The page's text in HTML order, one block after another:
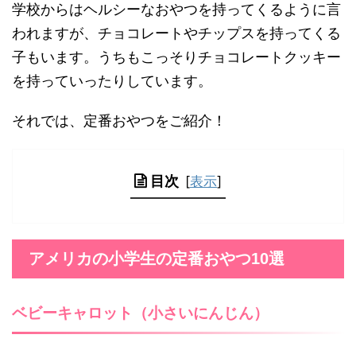
学校からはヘルシーなおやつを持ってくるように言
われますが、チョコレートやチップスを持ってくる
子もいます。うちもこっそりチョコレートクッキー
を持っていったりしています。
それでは、定番おやつをご紹介！
目次 [表示]
アメリカの小学生の定番おやつ10選
ベビーキャロット（小さいにんじん）